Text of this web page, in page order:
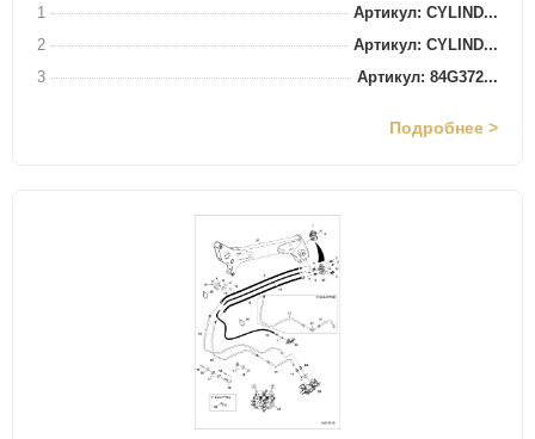
1
Артикул: CYLIND...
2
Артикул: CYLIND...
3
Артикул: 84G372...
Подробнее >